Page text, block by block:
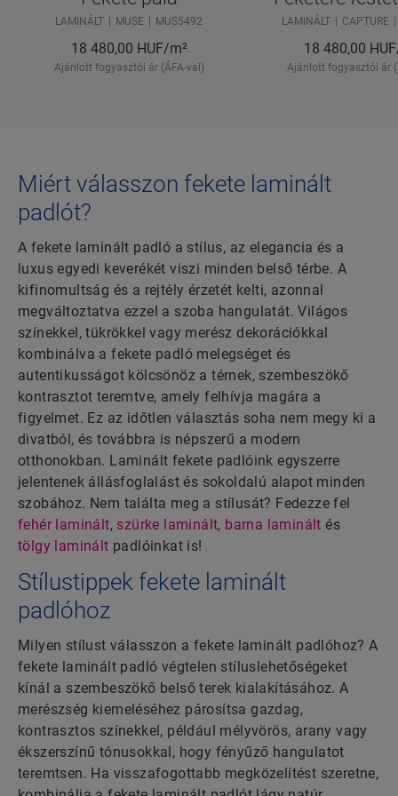
LAMINÁLT MUSE MUS5492
18 480,00 HUF/m²
Ajánlott fogyasztói ár (ÁFA-val)
LAMINÁLT CAPTURE
18 480,00
Ajánlott fogyasztói ár
Miért válasszon fekete laminált
padlót?
A fekete laminált padló a stílus, az elegancia és a
luxus egyedi keverékét viszi minden belső térbe. A
kifinomultság és a rejtély érzetét kelti, azonnal
megváltoztatva ezzel a szoba hangulatát. Világos
színekkel, tükrökkel vagy merész dekorációkkal
kombinálva a fekete padló melegséget és
autentikusságot kölcsönöz a térnek, szembeszökő
kontrasztot teremtve, amely felhívja magára a
figyelmet. Ez az időtlen választás soha nem megy ki a
divatból, és továbbra is népszerű a modern
otthonokban. Laminált fekete padlóink egyszerre
jelentenek állásfoglalást és sokoldalú alapot minden
szobához. Nem találta meg a stílusát? Fedezze fel
fehér laminált, szürke laminált, barna laminált és
tölgy laminált padlóinkat is!
Stílustippek fekete laminált
padlóhoz
Milyen stílust válasszon a fekete laminált padlóhoz? A
fekete laminált padló végtelen stíluslehetőségeket
kínál a szembeszökő belső terek kialakításához. A
merészség kiemeléséhez párosítsa gazdag,
kontrasztos színekkel, például mélyvörös, arany vagy
ékszerszínű tónusokkal, hogy fényűző hangulatot
teremtsen. Ha visszafogottabb megközelítést szeretne,